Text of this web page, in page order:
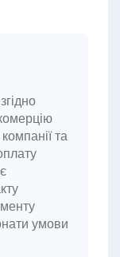
та
умови